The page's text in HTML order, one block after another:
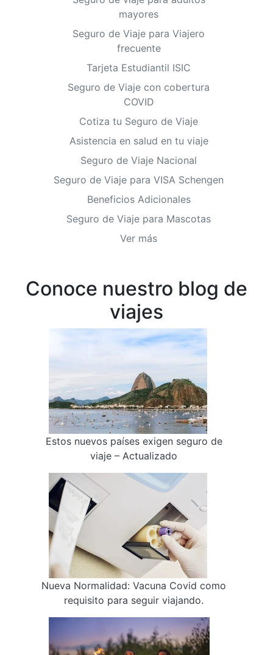
mayores
Seguro de Viaje para Viajero
frecuente
Tarjeta Estudiantil ISIC
Seguro de Viaje con cobertura
COVID
Cotiza tu Seguro de Viaje
Asistencia en salud en tu viaje
Seguro de Viaje Nacional
Seguro de Viaje para VISA Schengen
Beneficios Adicionales
Seguro de Viaje para Mascotas
Ver más
Conoce nuestro blog de
viajes
Estos nuevos países exigen seguro de
viaje – Actualizado
Nueva Normalidad: Vacuna Covid como
requisito para seguir viajando.